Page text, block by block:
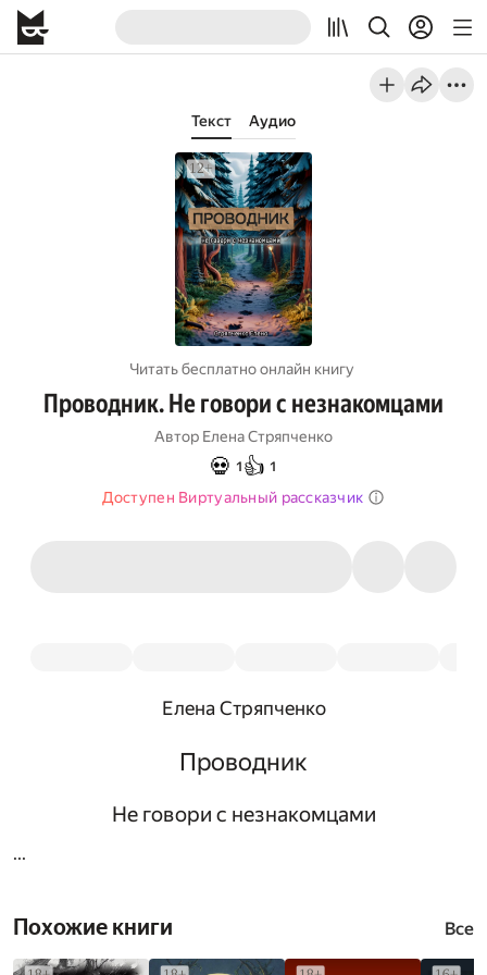
Текст Аудио
Читать бесплатно онлайн книгу
Проводник. Не говори с незнакомцами
Автор Елена Стряпченко
💀 1 👍 1
Доступен Виртуальный рассказчик
Елена Стряпченко
Проводник
Не говори с незнакомцами
...
Похожие книги Все